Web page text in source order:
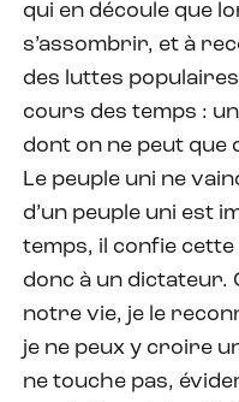
qui en découle que
s’assombrir, et à
des luttes populaires
cours des temps :
dont on ne peut que
Le peuple uni ne
d’un peuple uni est
temps, il confie cette
donc à un dictateur.
notre vie, je le
je ne peux y croire
ne touche pas,